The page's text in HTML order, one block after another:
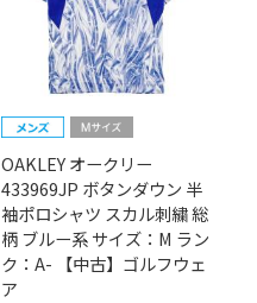
OAKLEY オークリー
433969JP ボタンダウン 半
袖ポロシャツ スカル刺繍 総
柄 ブルー系 サイズ：M ラン
ク：A- 【中古】ゴルフウェ
ア